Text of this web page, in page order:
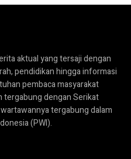
aktual yang tersaji dengan
pendidikan hingga informasi
pembaca masyarakat
tergabung dengan Serikat
tergabung dalam
(PWI).